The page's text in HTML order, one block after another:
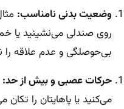
وضعیت بدنی نامناسب:
روی صندلی می‌نشینید یا
بی‌حوصلگی و عدم علاقه
حرکات عصبی و بیش از حد:
می‌کنید یا پاهایتان را